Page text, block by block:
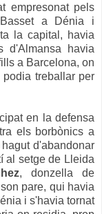
empresonat pels
a Dénia i
la capital, havia
d'Almansa havia
a Barcelona, on
treballar per
en la defensa
els borbònics a
d'abandonar
al setge de Lleida
, donzella de
pare, qui havia
i s'havia tornat